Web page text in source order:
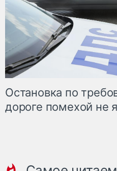
Остановка по
дороге помехой не